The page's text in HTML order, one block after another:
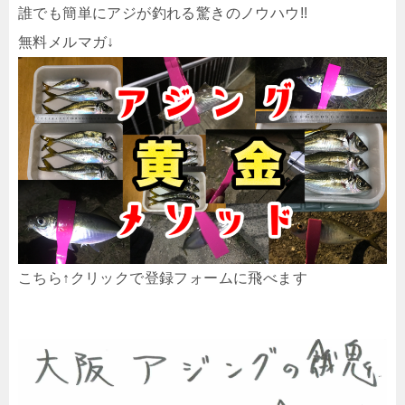
誰でも簡単にアジが釣れる驚きのノウハウ!!
無料メルマガ↓
こちら↑クリックで登録フォームに飛べます